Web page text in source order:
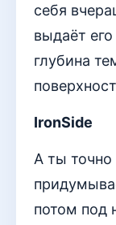
себя
выдаёт
глубина
IronSide
А ты точно
потом под